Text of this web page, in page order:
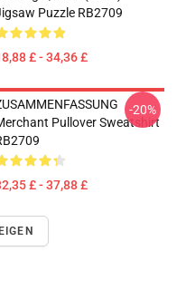
Puzzle RB2709
£ - 34,36 £
Pullover Sweatshirt
£ - 37,88 £
-20%